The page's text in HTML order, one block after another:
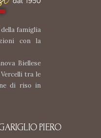
famiglia
con la
Biellese
tra le
di riso in
PIERO